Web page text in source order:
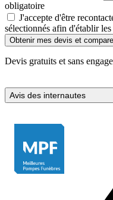
obligatoire
J'accepte d'être
sélectionnés afin d'établir
Devis gratuits et sans
Avis des internautes